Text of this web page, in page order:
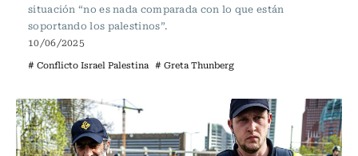
situación “no es nada comparada con lo que están
soportando los palestinos”.
10/06/2025
# Conflicto Israel Palestina # Greta Thunberg